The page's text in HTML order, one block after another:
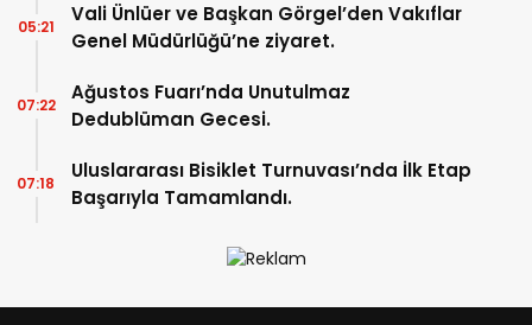
Vali Ünlüer ve Başkan Görgel’den Vakıflar
Genel Müdürlüğü’ne ziyaret.
05:21
Ağustos Fuarı’nda Unutulmaz
Dedublüman Gecesi.
07:22
Uluslararası Bisiklet Turnuvası’nda İlk Etap
Başarıyla Tamamlandı.
07:18